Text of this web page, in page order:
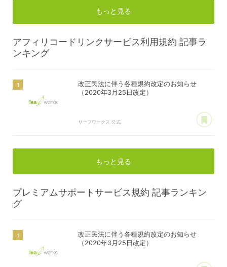
もっと見る
アフィリコードリンクサービス利用規約 記事ラ
ンキング
改正民法に伴う各種規約改定のお知らせ
（2020年3月25日改定）
リーフワークス 公式
もっと見る
プレミアムサポートサービス規約 記事ランキン
グ
改正民法に伴う各種規約改定のお知らせ
（2020年3月25日改定）